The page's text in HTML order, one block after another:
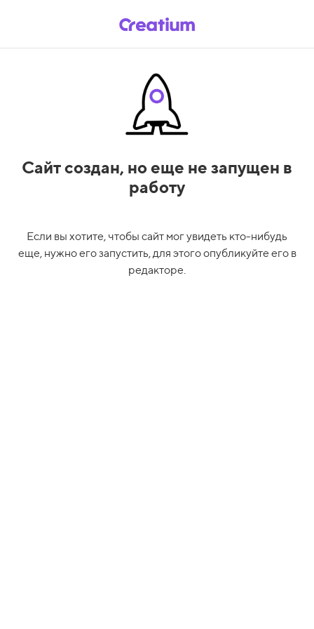
Сайт создан, но еще не запущен в
работу
Если вы хотите, чтобы сайт мог увидеть кто-нибудь
еще, нужно его запустить, для этого опубликуйте его в
редакторе.